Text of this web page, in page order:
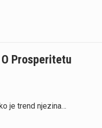
Prosperitetu
je trend njezina…